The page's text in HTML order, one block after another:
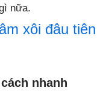
nữa.
xôi đâu tiên
nhanh